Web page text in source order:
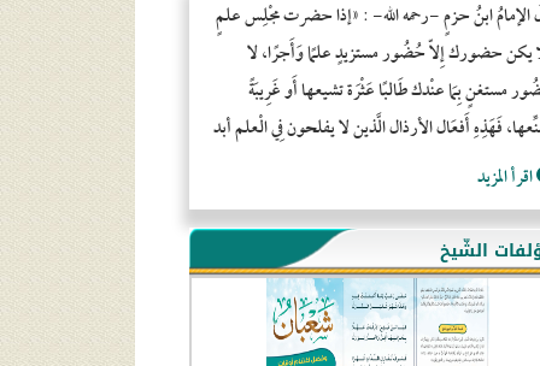
الإمامُ ابنُ حزمٍ -رحمه الله- : «إذا حضرت مجْلِس علمٍ
يكن حضورك إِلاّ حُضُور مستزيدٍ علمًا وَأَجرًا، لا
مستغنٍ بِمَا عنْدك طَالبًا عَثْرَة تشيعها أَو غَرِيبَةً
فَهَذِهِ أَفعَال الأرذال الَّذين لا يفلحون فِي الْعلم أبد
اقرأ المزيد
الشّيخ